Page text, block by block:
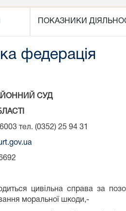
ПОКАЗНИКИ
федерація
СУД
тел. (0352) 25 94 31
цивільна справа за
моральної шкоди,-